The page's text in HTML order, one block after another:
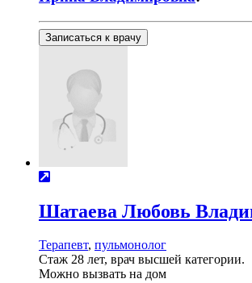
Записаться к врачу
Шатаева Любовь
Терапевт, пульмонолог
Стаж 28 лет, врач высшей категории.
Можно вызвать на дом